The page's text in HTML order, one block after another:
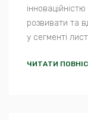
інноваційністю
розвивати та
у сегменті
ЧИТАТИ